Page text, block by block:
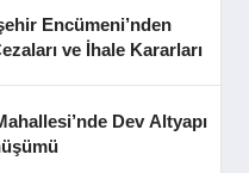
Encümeni’nden
ve İhale Kararları
Dev Altyapı